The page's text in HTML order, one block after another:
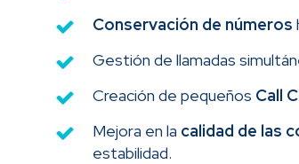
Conservación de números
Gestión de llamadas
Creación de pequeños Call
Mejora en la calidad de las
estabilidad.